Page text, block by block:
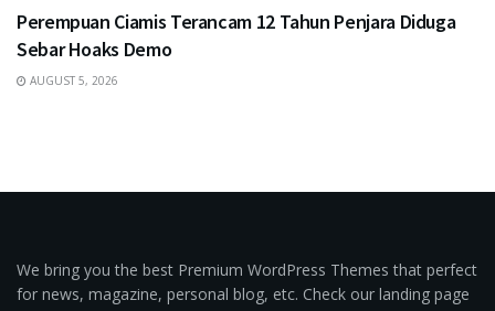
Perempuan Ciamis Terancam 12 Tahun Penjara Diduga
Sebar Hoaks Demo
AUGUST 5, 2026
We bring you the best Premium WordPress Themes that perfect
for news, magazine, personal blog, etc. Check our landing page